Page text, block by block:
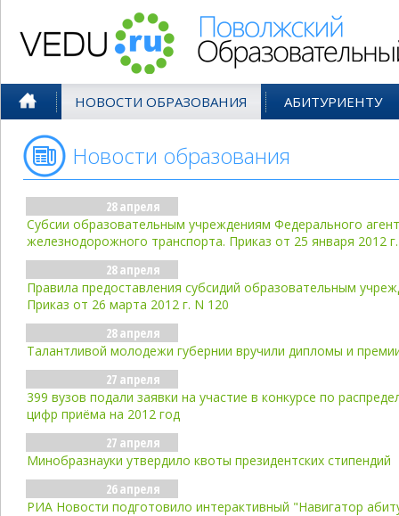
НОВОСТИ ОБРАЗОВАНИЯ АБИТУРИЕНТУ
Новости образования
28 апреля
Субсии образовательным учреждениям Федерального
железнодорожного транспорта. Приказ от 25 января 2012
28 апреля
Правила предоставления субсидий образовательным
Приказ от 26 марта 2012 г. N 120
28 апреля
Талантливой молодежи губернии вручили дипломы и
27 апреля
399 вузов подали заявки на участие в конкурсе по
цифр приёма на 2012 год
27 апреля
Минобразнауки утвердило квоты президентских стипендий
26 апреля
РИА Новости подготовило интерактивный "Навигатор